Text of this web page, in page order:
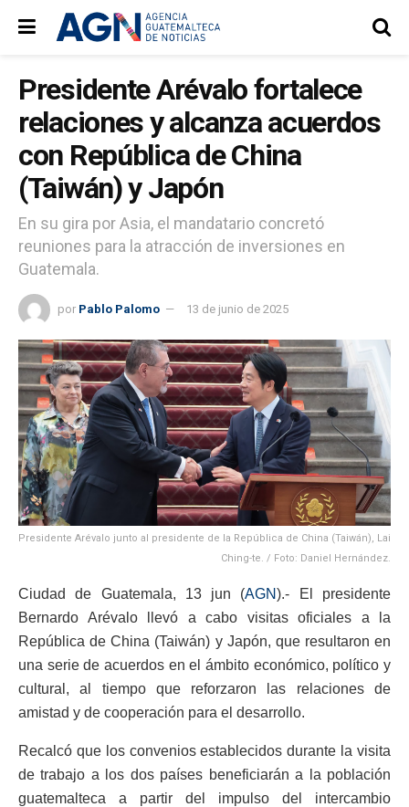
Presidente Arévalo fortalece
relaciones y alcanza acuerdos
con República de China
(Taiwán) y Japón
En su gira por Asia, el mandatario concretó
reuniones para la atracción de inversiones en
Guatemala.
por Pablo Palomo 13 de junio de 2025
Presidente Arévalo junto al presidente de la República de China (Taiwán), Lai
Ching-te. / Foto: Daniel Hernández.
Ciudad de Guatemala, 13 jun (AGN).- El presidente
Bernardo Arévalo llevó a cabo visitas oficiales a la
República de China (Taiwán) y Japón, que resultaron en
una serie de acuerdos en el ámbito económico, político y
cultural, al tiempo que reforzaron las relaciones de
amistad y de cooperación para el desarrollo.
Recalcó que los convenios establecidos durante la visita
de trabajo a los dos países beneficiarán a la población
guatemalteca a partir del impulso del intercambio